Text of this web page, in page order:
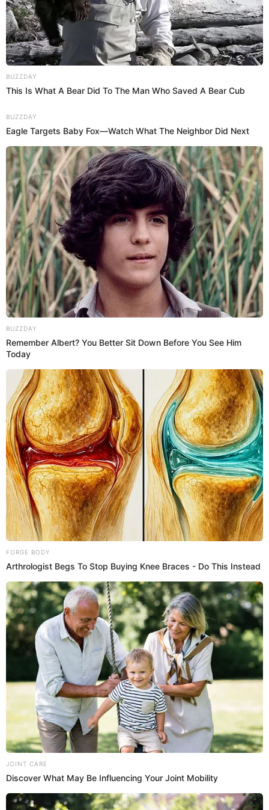
la ruptura de su amistad, transcurrieron más de tres años
sin comunicación. “El ‘Loco’ regresó a Lima, Tilsa se
quedó, y eso generó un distanciamiento”, detalló. A pesar
de la separación, Cilloniz ha logrado restablecer su
amistad con Lozano, aunque la deuda de Vargas, que
una cama y un colchón king Rosen, sigue sin resolverse.
SOBRE EL AUTOR:
BRYAN SALVATIERRA
Periodista con amplios conocimientos en Espectáculo
nacional e internacional. Licenciado en Periodismo en la
Universidad Jaime Bausate y Meza. Redactor Web en El
Popular. Interesando en temas relacionados con anime,
películas, series, videojuegos y espectáculo.
TILSA LOZANO JUAN MANUEL VARGAS
INSTAGRAM
DANIELA CILLONIZ
Prefiero a El Popular en Google